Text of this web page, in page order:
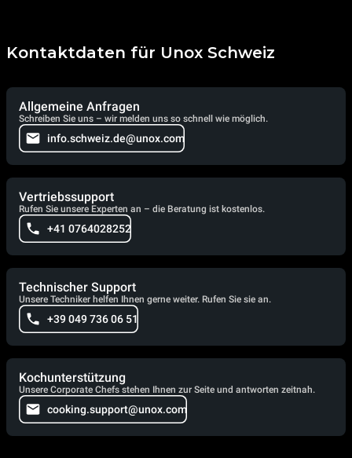
Kontaktdaten für Unox Schweiz
Allgemeine Anfragen
Schreiben Sie uns – wir melden uns so schnell wie möglich.
info.schweiz.de@unox.com
Vertriebssupport
Rufen Sie unsere Experten an – die Beratung ist kostenlos.
+41 0764028252
Technischer Support
Unsere Techniker helfen Ihnen gerne weiter. Rufen Sie sie an.
+39 049 736 06 51
Kochunterstützung
Unsere Corporate Chefs stehen Ihnen zur Seite und antworten zeitnah.
cooking.support@unox.com